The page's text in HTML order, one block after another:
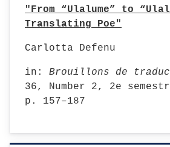
"From “Ulalume” to
Translating Poe"
Carlotta Defenu
in: Brouillons de
36, Number 2, 2e
p. 157–187